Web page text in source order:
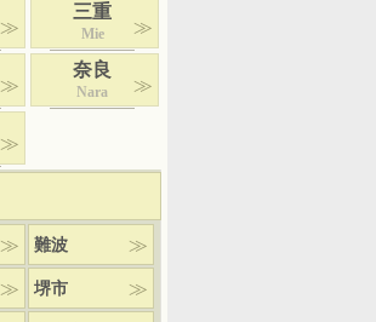
三重
Mie
奈良
Nara
難波
堺市